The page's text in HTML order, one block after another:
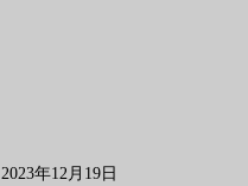
2023年12月19日